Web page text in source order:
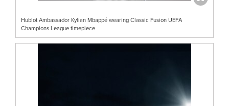
Hublot Ambassador Kylian Mbappé wearing Classic Fusion UEFA
Champions League timepiece